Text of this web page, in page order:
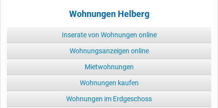
Wohnungen Helberg
Inserate von Wohnungen online
Wohnungsanzeigen online
Mietwohnungen
Wohnungen kaufen
Wohnungen im Erdgeschoss